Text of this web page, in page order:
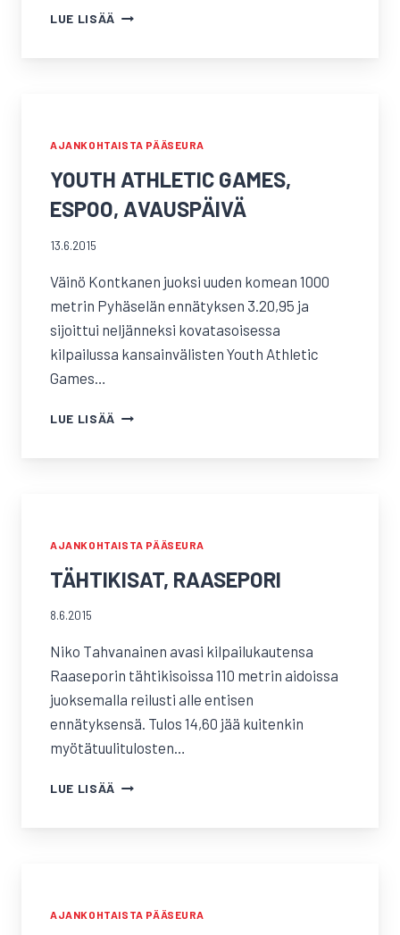
LUE LISÄÄ PARIKKALAN
AJANKOHTAISTA PÄÄSEURA
YOUTH ATHLETIC GAMES,
ESPOO, AVAUSPÄIVÄ
13.6.2015
Väinö Kontkanen juoksi uuden komean 1000
metrin Pyhäselän ennätyksen 3.20,95 ja
sijoittui neljänneksi kovatasoisessa
kilpailussa kansainvälisten Youth Athletic
Games…
LUE LISÄÄ YOUTH
AJANKOHTAISTA PÄÄSEURA
TÄHTIKISAT, RAASEPORI
8.6.2015
Niko Tahvanainen avasi kilpailukautensa
Raaseporin tähtikisoissa 110 metrin aidoissa
juoksemalla reilusti alle entisen
ennätyksensä. Tulos 14,60 jää kuitenkin
myötätuulitulosten…
LUE LISÄÄ TÄHTIKISAT,
AJANKOHTAISTA PÄÄSEURA